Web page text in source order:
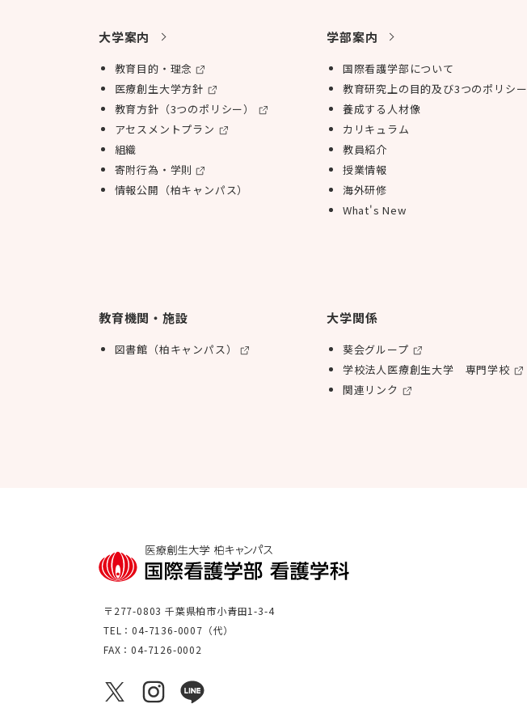
大学案内
教育目的・理念
医療創生大学方針
教育方針（3つのポリシー）
アセスメントプラン
組織
寄附行為・学則
情報公開（柏キャンパス）
学部案内
国際看護学部について
教育研究上の目的及び3つのポリシー
養成する人材像
カリキュラム
教員紹介
授業情報
海外研修
What's New
教育機関・施設
図書館（柏キャンパス）
大学関係
葵会グループ
学校法人医療創生大学 専門学校
関連リンク
〒277-0803 千葉県柏市小青田1-3-4
TEL：04-7136-0007（代）
FAX：04-7126-0002